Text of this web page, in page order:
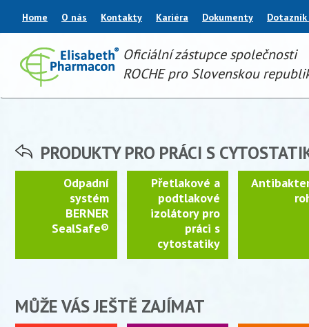
Home O nás Kontakty Kariéra Dokumenty
Oficiální zástupce společnosti
ROCHE pro Slovenskou
PRODUKTY PRO PRÁCI S
Odpadní
systém
BERNER
SealSafe®
Přetlakové a
podtlakové
izolátory pro
práci s
cytostatiky
MŮŽE VÁS JEŠTĚ ZAJÍMAT